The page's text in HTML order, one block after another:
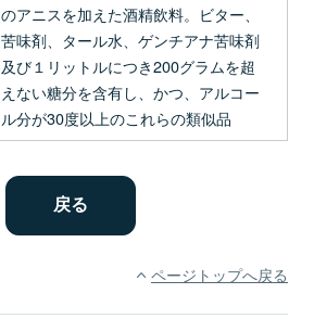
のアニスを加えた酒精飲料。ビター、
苦味剤、タール水、ゲンチアナ苦味剤
及び１リットルにつき200グラムを超
えない糖分を含有し、かつ、アルコー
ル分が30度以上のこれらの類似品
ページトップへ戻る